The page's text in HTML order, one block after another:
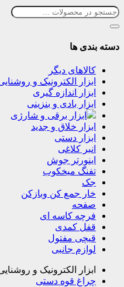
دسته بندی ها
کالاهای دیگر
ابزار الکترونیک و
ابزار اندازه گیری
ابزار بادی و بنزینی
ابزار برقی و شارژی
ابزار خلاق و جدید
ابزار دستی
انبر کلاغی
اینورتر جوش
تفنگ میخکوب
جک
خار جمع کن وبازکن
صفحه
فرچه کاسه ای
قفل کمدی
قیچی مفتول
لوازم جانبی
ابزار الکترونیک و
چراغ قوه دستی